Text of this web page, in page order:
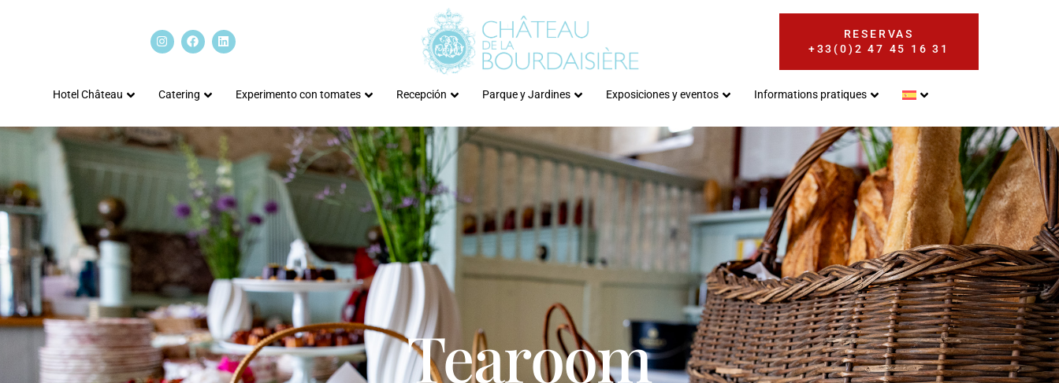
RESERVAS
+33(0)2 47 45 16 31
Hotel Château Catering Experimento con tomates Recepción Parque y Jardines Exposiciones y eventos Informations pratiques
Tearoom